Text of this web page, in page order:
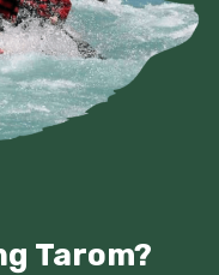
Tarom?